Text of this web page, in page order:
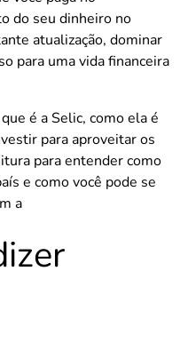
do seu dinheiro no
atualização, dominar
para uma vida financeira
é a Selic, como ela é
para aproveitar os
para entender como
e como você pode se
a